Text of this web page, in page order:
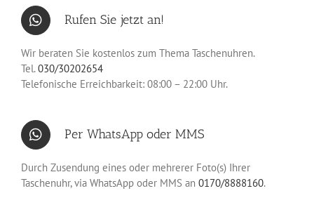
Rufen Sie jetzt an!
Wir beraten Sie kostenlos zum Thema Taschenuhren.
Tel.030/30202654
Telefonische Erreichbarkeit: 08:00 – 22:00 Uhr.
Per WhatsApp oder MMS
Durch Zusendung eines oder mehrerer Foto(s) Ihrer
Taschenuhr, via WhatsApp oder MMS an 0170/8888160.